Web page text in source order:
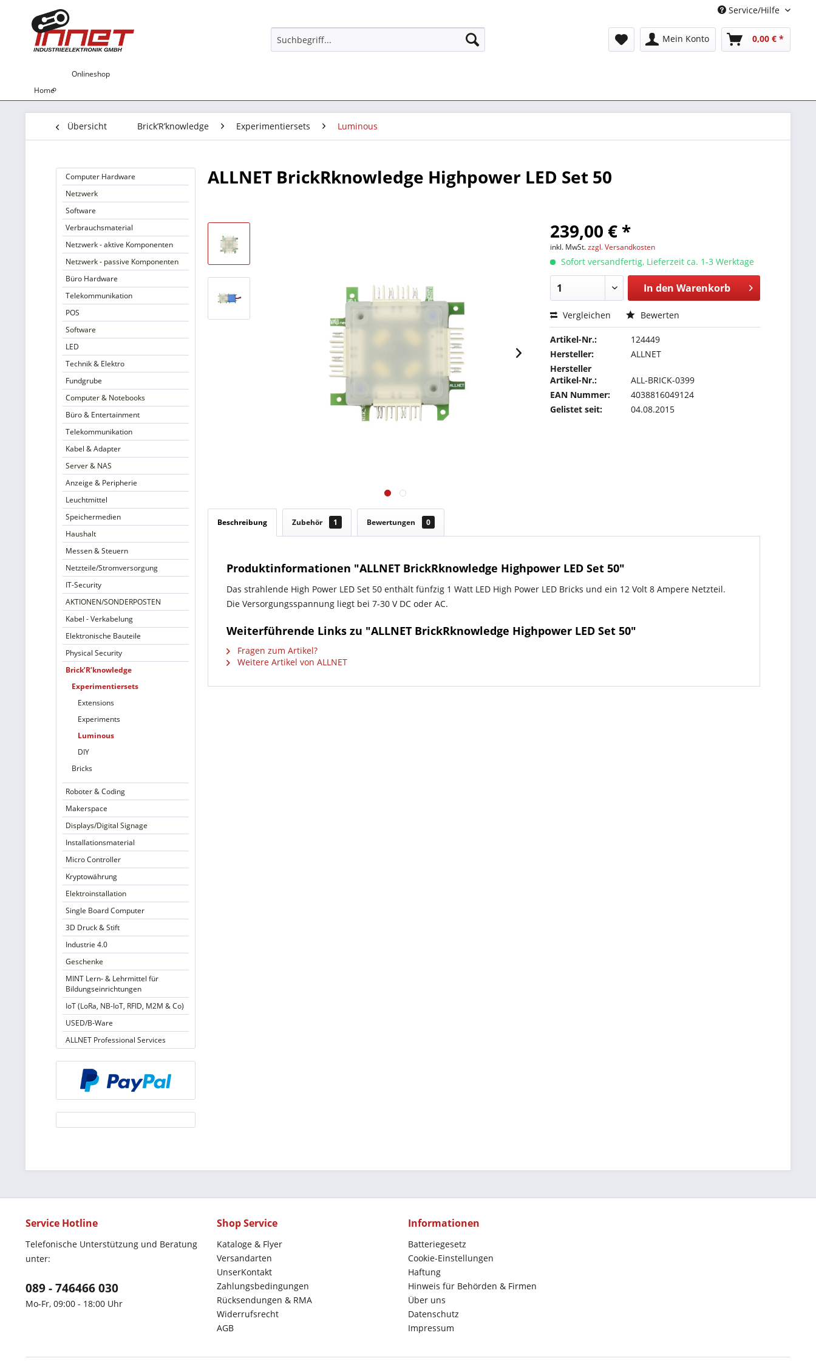
Service/Hilfe
Mein Konto 0,00 € *
Home
Onlineshop
Übersicht Brick’R’knowledge Experimentiersets Luminous
Computer Hardware
Netzwerk
Software
Verbrauchsmaterial
Netzwerk - aktive Komponenten
Netzwerk - passive Komponenten
Büro Hardware
Telekommunikation
POS
Software
LED
Technik & Elektro
Fundgrube
Computer & Notebooks
Büro & Entertainment
Telekommunikation
Kabel & Adapter
Server & NAS
Anzeige & Peripherie
Leuchtmittel
Speichermedien
Haushalt
Messen & Steuern
Netzteile/Stromversorgung
IT-Security
AKTIONEN/SONDERPOSTEN
Kabel - Verkabelung
Elektronische Bauteile
Physical Security
Brick’R’knowledge
Experimentiersets
Extensions
Experiments
Luminous
DIY
Bricks
Roboter & Coding
Makerspace
Displays/Digital Signage
Installationsmaterial
Micro Controller
Kryptowährung
Elektroinstallation
Single Board Computer
3D Druck & Stift
Industrie 4.0
Geschenke
MINT Lern- & Lehrmittel für
Bildungseinrichtungen
IoT (LoRa, NB-IoT, RFID, M2M & Co)
USED/B-Ware
ALLNET Professional Services
ALLNET BrickRknowledge Highpower LED Set 50
239,00 € *
inkl. MwSt.zzgl. Versandkosten
Sofort versandfertig, Lieferzeit ca. 1-3 Werktage
In den Warenkorb
Vergleichen Bewerten
Artikel-Nr.:
124449
Hersteller:
ALLNET
Hersteller
Artikel-Nr.:
ALL-BRICK-0399
EAN Nummer:
4038816049124
Gelistet seit:
04.08.2015
Beschreibung Zubehör 1 Bewertungen 0
Produktinformationen "ALLNET BrickRknowledge Highpower LED Set 50"
Das strahlende High Power LED Set 50 enthält fünfzig 1 Watt LED High Power LED Bricks und ein 12 Volt 8 Ampere Netzteil.
Die Versorgungsspannung liegt bei 7-30 V DC oder AC.
Weiterführende Links zu "ALLNET BrickRknowledge Highpower LED Set 50"
Fragen zum Artikel?
Weitere Artikel von ALLNET
Service Hotline
Telefonische Unterstützung und Beratung
unter:
089 - 746466 030
Mo-Fr, 09:00 - 18:00 Uhr
Shop Service
Kataloge & Flyer
Versandarten
UnserKontakt
Zahlungsbedingungen
Rücksendungen & RMA
Widerrufsrecht
AGB
Informationen
Batteriegesetz
Cookie-Einstellungen
Haftung
Hinweis für Behörden & Firmen
Über uns
Datenschutz
Impressum